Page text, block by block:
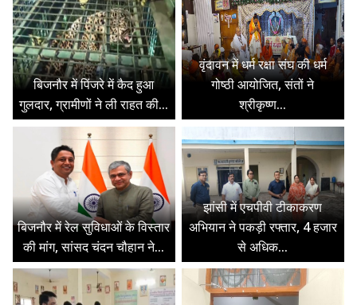
बिजनौर में पिंजरे में कैद हुआ
गुलदार, ग्रामीणों ने ली राहत की...
वृंदावन में धर्म रक्षा संघ की धर्म
गोष्ठी आयोजित, संतों ने
श्रीकृष्ण...
बिजनौर में रेल सुविधाओं के विस्तार
की मांग, सांसद चंदन चौहान ने...
झांसी में एचपीवी टीकाकरण
अभियान ने पकड़ी रफ्तार, 4 हजार
से अधिक...